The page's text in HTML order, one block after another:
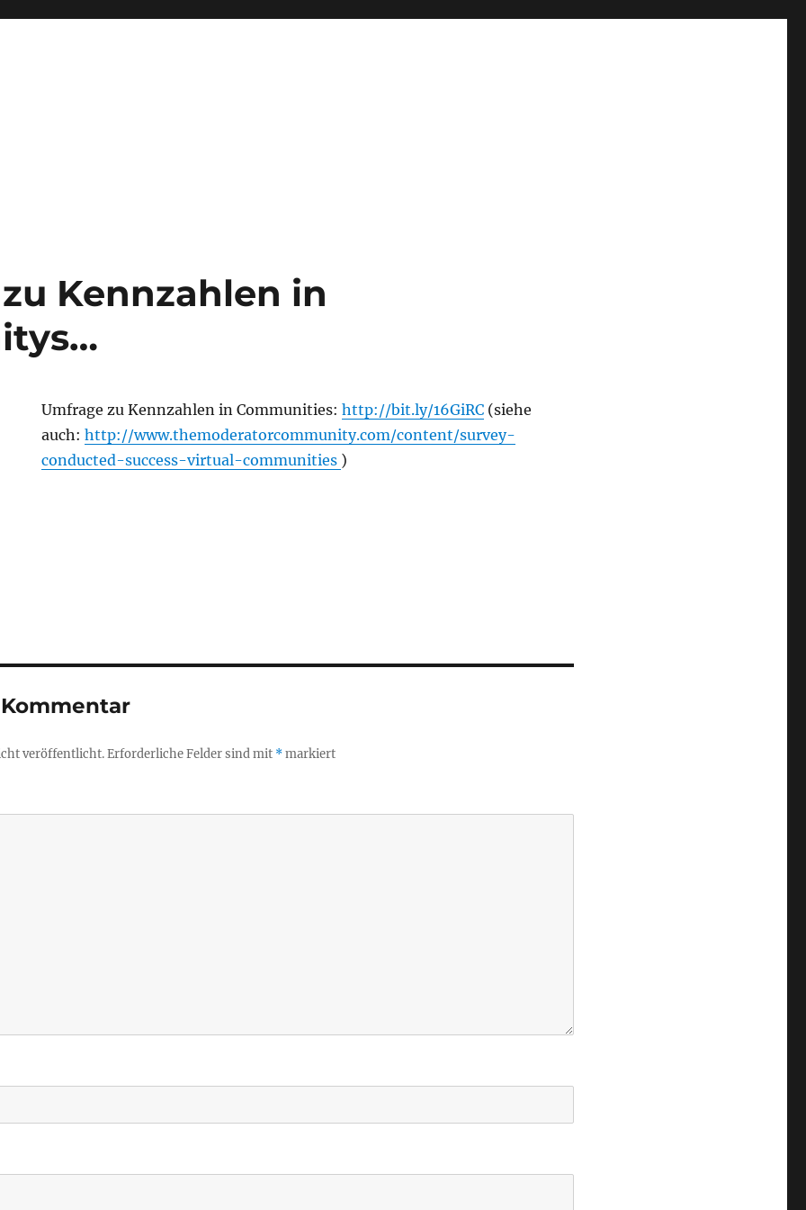
Kennzahlen in
Umfrage zu Kennzahlen in Communities:http://bit.ly/16GiRC (siehe
auch:http://www.themoderatorcommunity.com/content/survey-
conducted-success-virtual-communities )
veröffentlicht.Erforderliche Felder sind mit *markiert